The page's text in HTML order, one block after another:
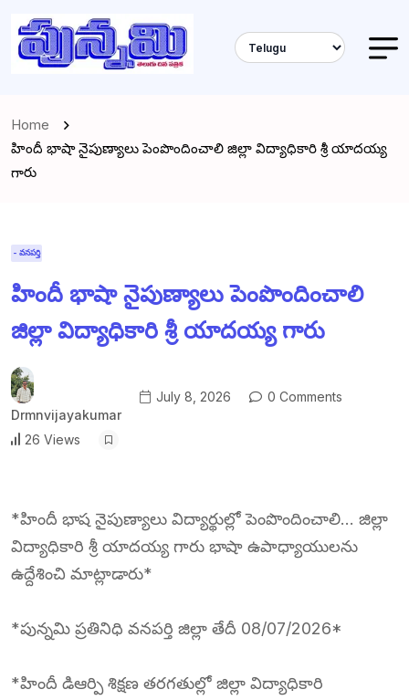
Home
హిందీ భాషా నైపుణ్యాలు పెంపొందించాలి జిల్లా విద్యాధికారి శ్రీ యాదయ్య
గారు
- వనపర్తి
హిందీ భాషా నైపుణ్యాలు పెంపొందించాలి
జిల్లా విద్యాధికారి శ్రీ యాదయ్య గారు
Drmnvijayakumar
July 8, 2026 0 Comments
26 Views
*హిందీ భాష నైపుణ్యాలు విద్యార్థుల్లో పెంపొందించాలి… జిల్లా
విద్యాధికారి శ్రీ యాదయ్య గారు భాషా ఉపాధ్యాయులను
ఉద్దేశించి మాట్లాడారు*
*పున్నమి ప్రతినిధి వనపర్తి జిల్లా తేదీ 08/07/2026*
*హిందీ డిఆర్పి శిక్షణ తరగతుల్లో జిల్లా విద్యాధికారి